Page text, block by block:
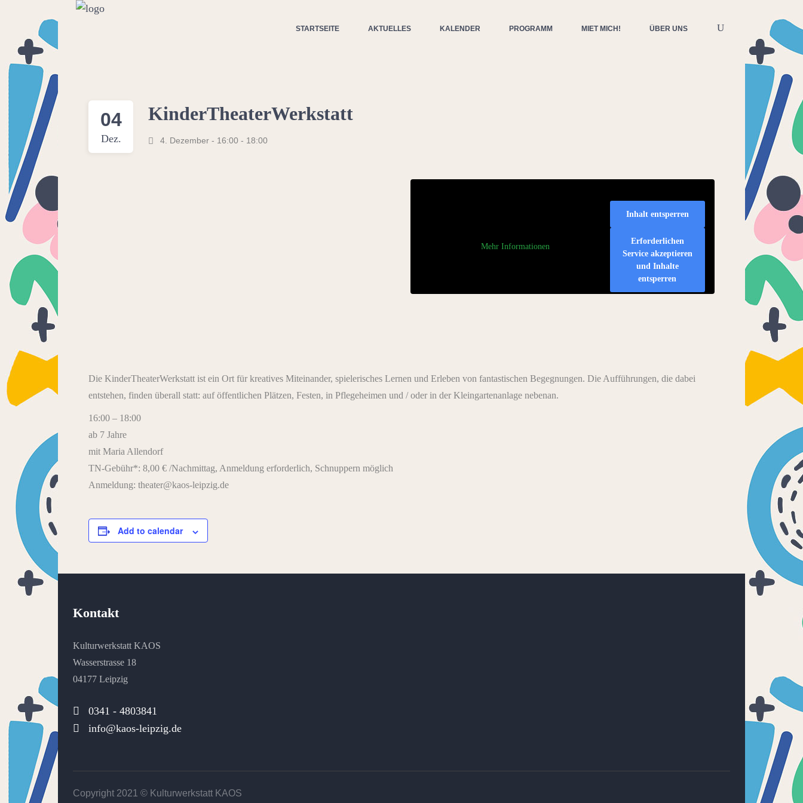
STARTSEITE AKTUELLES KALENDER PROGRAMM MIET MICH! ÜBER UNS
04
Dez.
KinderTheaterWerkstatt
4. Dezember - 16:00 - 18:00
Mehr Informationen
Inhalt entsperren
Erforderlichen
Service akzeptieren
und Inhalte
entsperren
Die KinderTheaterWerkstatt ist ein Ort für kreatives Miteinander, spielerisches Lernen und Erleben von fantastischen Begegnungen. Die Aufführungen, die dabei
entstehen, finden überall statt: auf öffentlichen Plätzen, Festen, in Pflegeheimen und / oder in der Kleingartenanlage nebenan.
16:00 – 18:00
ab 7 Jahre
mit Maria Allendorf
TN-Gebühr*: 8,00 € /Nachmittag, Anmeldung erforderlich, Schnuppern möglich
Anmeldung: theater@kaos-leipzig.de
Add to calendar
Kontakt
Kulturwerkstatt KAOS
Wasserstrasse 18
04177 Leipzig
0341 - 4803841
info@kaos-leipzig.de
Copyright 2021 © Kulturwerkstatt KAOS